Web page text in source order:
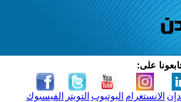
على:
الفيسبوك التويتر اليوتيوب الانستغرام